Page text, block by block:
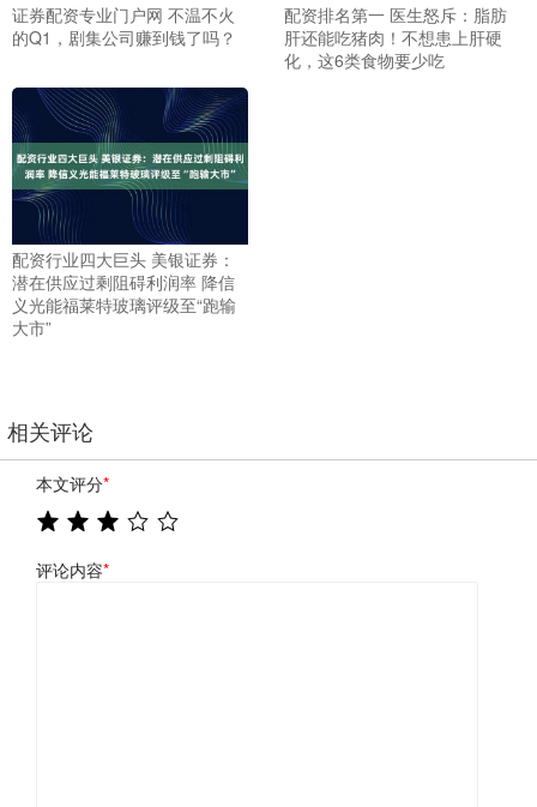
证券配资专业门户网 不温不火
的Q1，剧集公司赚到钱了吗？
配资排名第一 医生怒斥：脂肪
肝还能吃猪肉！不想患上肝硬
化，这6类食物要少吃
配资行业四大巨头 美银证券：
潜在供应过剩阻碍利润率 降信
义光能福莱特玻璃评级至“跑输
大市”
相关评论
本文评分*
评论内容*